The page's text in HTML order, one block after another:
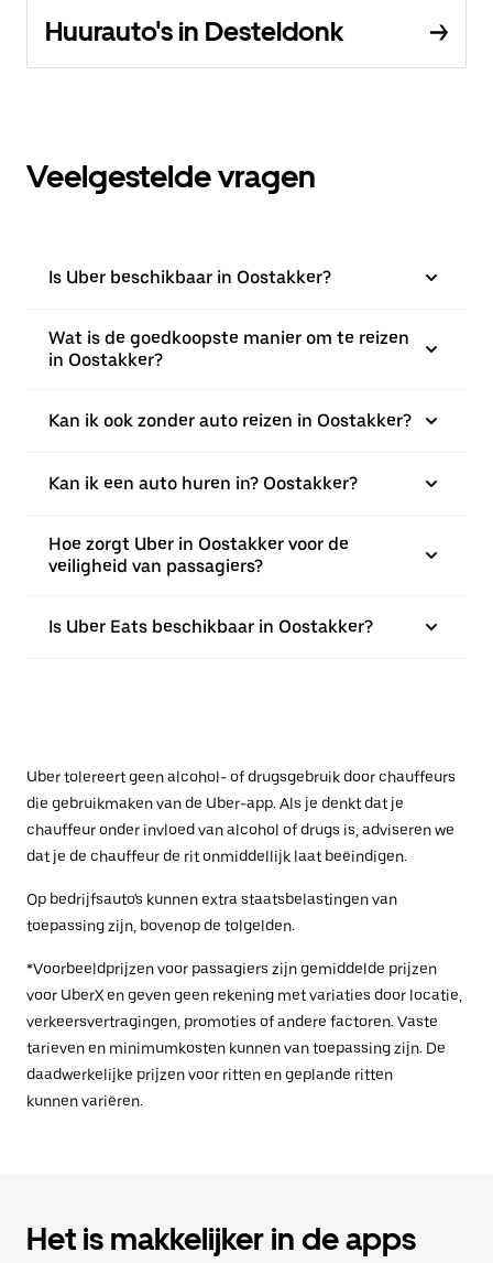
Huurauto's in Desteldonk
Veelgestelde vragen
Is Uber beschikbaar in Oostakker?
Wat is de goedkoopste manier om te reizen
in Oostakker?
Kan ik ook zonder auto reizen in Oostakker?
Kan ik een auto huren in? Oostakker?
Hoe zorgt Uber in Oostakker voor de
veiligheid van passagiers?
Is Uber Eats beschikbaar in Oostakker?
Uber tolereert geen alcohol- of drugsgebruik door chauffeurs
die gebruikmaken van de Uber-app. Als je denkt dat je
chauffeur onder invloed van alcohol of drugs is, adviseren we
dat je de chauffeur de rit onmiddellijk laat beëindigen.
Op bedrijfsauto's kunnen extra staatsbelastingen van
toepassing zijn, bovenop de tolgelden.
*Voorbeeldprijzen voor passagiers zijn gemiddelde prijzen
voor UberX en geven geen rekening met variaties door locatie,
verkeersvertragingen, promoties of andere factoren. Vaste
tarieven en minimumkosten kunnen van toepassing zijn. De
daadwerkelijke prijzen voor ritten en geplande ritten
kunnen variëren.
Het is makkelijker in de apps